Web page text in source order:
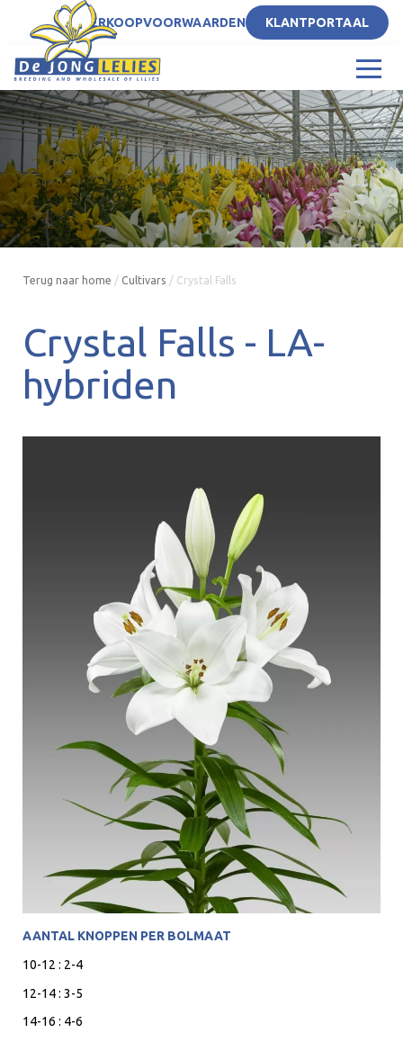
NLVERKOOPVOORWAARDEN KLANTPORTAAL
Terug naar home / Cultivars / Crystal Falls
Crystal Falls - LA-
hybriden
AANTAL KNOPPEN PER BOLMAAT
10-12 : 2-4
12-14 : 3-5
14-16 : 4-6